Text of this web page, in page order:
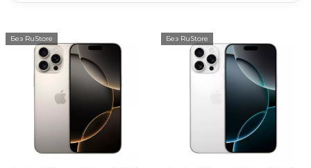
Без RuStore Без RuStore